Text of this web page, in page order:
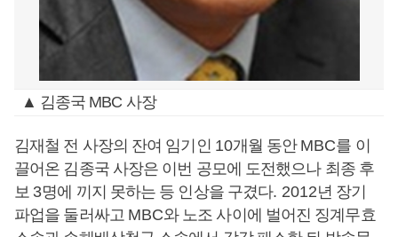
▲ 김종국 MBC 사장
김재철 전 사장의 잔여 임기인 10개월 동안 MBC를 이
끌어온 김종국 사장은 이번 공모에 도전했으나 최종 후
보 3명에 끼지 못하는 등 인상을 구겼다. 2012년 장기
파업을 둘러싸고 MBC와 노조 사이에 벌어진 징계무효